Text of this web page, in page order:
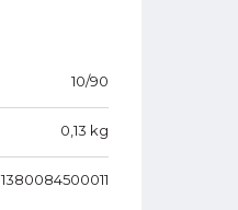
10/90
0,13 kg
1380084500011